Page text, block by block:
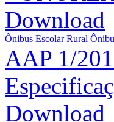
Download
Ônibus Escolar Rural
AAP 1/
Download